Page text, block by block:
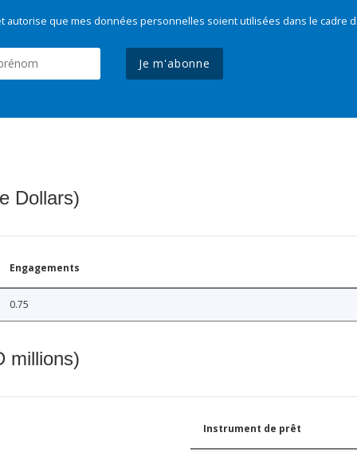
autorise que mes données personnelles soient utilisées dans le cadre
Je m'abonne
Dollars)
Engagements
0.75
millions)
Instrument de prêt